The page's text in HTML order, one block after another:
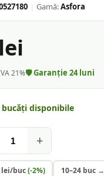
| Gamă:Asfora
lei
21%🛡️ Garanție 24luni
bucăți disponibile
+
buc(-2%) 10–24 buc→